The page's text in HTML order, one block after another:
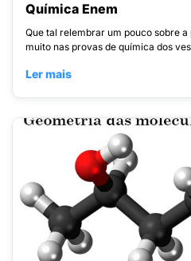
Química Enem
Que tal relembrar um pouco sobre
muito nas provas de química dos
Ler mais